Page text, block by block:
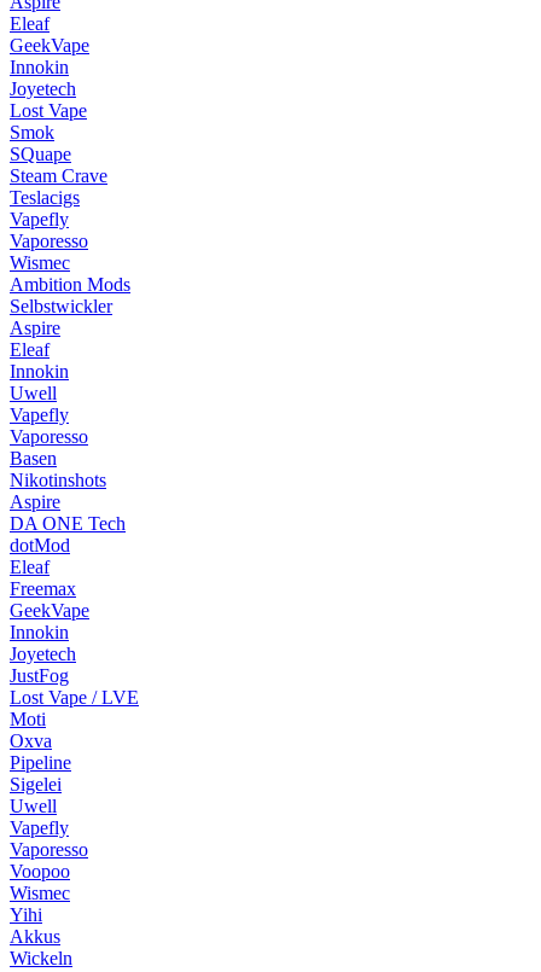
Eleaf
GeekVape
Innokin
Joyetech
Lost Vape
Smok
SQuape
Steam Crave
Teslacigs
Vapefly
Vaporesso
Wismec
Ambition Mods
Selbstwickler
Aspire
Eleaf
Innokin
Uwell
Vapefly
Vaporesso
Basen
Nikotinshots
Aspire
DA ONE Tech
dotMod
Eleaf
Freemax
GeekVape
Innokin
Joyetech
JustFog
Lost Vape / LVE
Moti
Oxva
Pipeline
Sigelei
Uwell
Vapefly
Vaporesso
Voopoo
Wismec
Yihi
Akkus
Wickeln